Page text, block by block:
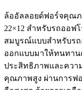
ล้ออัลลอยด์ฟอร์จคุณภ
22×12 สำหรับรถออฟ
สมบูรณ์แบบสำหรับรถ
ออกแบบมาให้ทนทา
ประสิทธิภาพและควา
คุณภาพสูง ผ่านการฟ